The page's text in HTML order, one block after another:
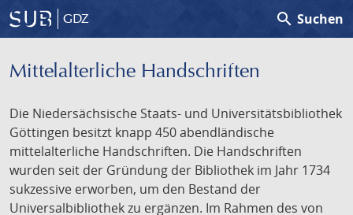
GDZ search Suchen
Mittelalterliche Handschriften
Die Niedersächsische Staats- und Universitätsbibliothek
Göttingen besitzt knapp 450 abendländische
mittelalterliche Handschriften. Die Handschriften
wurden seit der Gründung der Bibliothek im Jahr 1734
sukzessive erworben, um den Bestand der
Universalbibliothek zu ergänzen. Im Rahmen des von